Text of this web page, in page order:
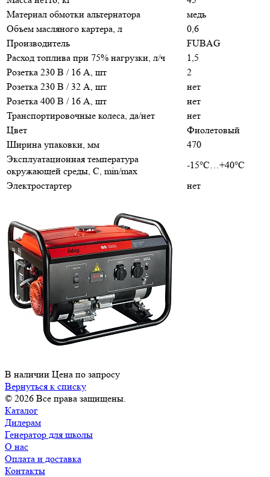
Материал обмотки альтернатора
медь
Объем масляного картера, л
0,6
Производитель
FUBAG
Расход топлива при 75% нагрузки, л/ч
1,5
Розетка 230 В / 16 А, шт
2
Розетка 230 В / 32 А, шт
нет
Розетка 400 В / 16 А, шт
нет
Транспортировочные колеса, да/нет
нет
Цвет
Фиолетовый
Ширина упаковки, мм
470
Эксплуатационная температура
окружающей среды, С, min/max
-15°С…+40°С
Электростартер
нет
В наличии Цена по запросу
Вернуться к списку
© 2026 Все права защищены.
Каталог
Дилерам
Генератор для школы
О нас
Оплата и доставка
Контакты